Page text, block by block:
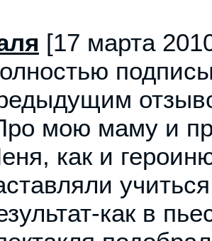
[17 марта
мою маму и
как и
как в